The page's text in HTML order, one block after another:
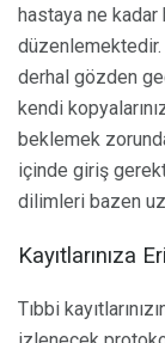
hastaya ne
düzenlemektedir.
derhal gözden
kendi
beklemek
içinde giriş
dilimleri bazen
Kayıtlarınıza
Tıbbi